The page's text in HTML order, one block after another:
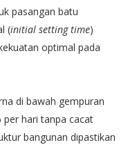
pasangan batu
(initial setting time)
optimal pada
di bawah gempuran
per hari tanpa cacat
bangunan dipastikan